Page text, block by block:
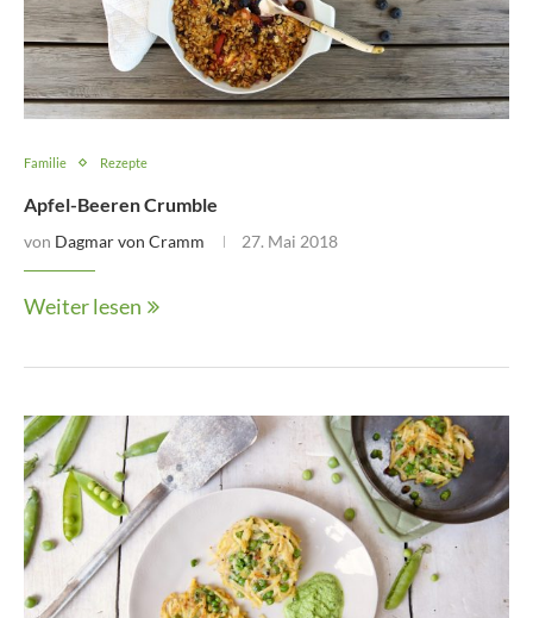
Familie Rezepte
Apfel-Beeren Crumble
von Dagmar von Cramm 27. Mai 2018
Weiter lesen